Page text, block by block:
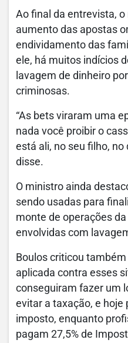
Ao final da entrevista,
aumento das apostas
endividamento das
ele, há muitos indícios
lavagem de dinheiro
criminosas.
“As bets viraram uma
nada você proibir o
está ali, no seu filho, no
disse.
O ministro ainda
sendo usadas para
monte de operações
envolvidas com
Boulos criticou
aplicada contra esses
conseguiram fazer um
evitar a taxação, e hoje
imposto, enquanto
pagam 27,5% de